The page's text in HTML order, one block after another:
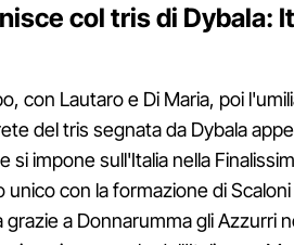
col tris di Dybala:
con Lautaro e Di Maria, poi
del tris segnata da Dybala
si impone sull'Italia nella
unico con la formazione di
grazie a Donnarumma gli Azzurri